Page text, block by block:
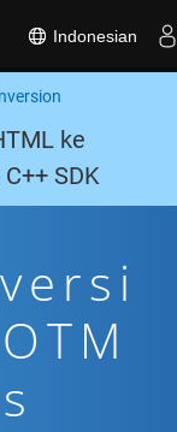
Indonesian
ke
SDK